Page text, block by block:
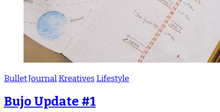
Bullet JournalKreatives Lifestyle
Bujo Update #1